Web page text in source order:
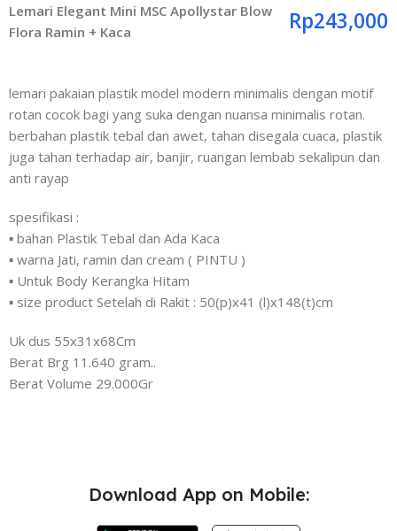
Lemari Elegant Mini MSC Apollystar Blow
Flora Ramin + Kaca
Rp243,000
lemari pakaian plastik model modern minimalis dengan motif
rotan cocok bagi yang suka dengan nuansa minimalis rotan.
berbahan plastik tebal dan awet, tahan disegala cuaca, plastik
juga tahan terhadap air, banjir, ruangan lembab sekalipun dan
anti rayap
spesifikasi :
▪️ bahan Plastik Tebal dan Ada Kaca
▪️ warna Jati, ramin dan cream ( PINTU )
▪️ Untuk Body Kerangka Hitam
▪️ size product Setelah di Rakit : 50(p)x41 (l)x148(t)cm
Uk dus 55x31x68Cm
Berat Brg 11.640 gram..
Berat Volume 29.000Gr
Download App on Mobile: